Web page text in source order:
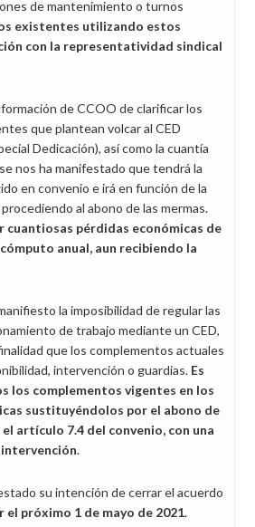
de mantenimiento o turnos
existentes utilizando estos
con la representatividad sindical
de CCOO de clarificar los
que plantean volcar al CED
Dedicación), así como la cuantía
nos ha manifestado que tendrá la
en convenio e irá en función de la
al abono de las mermas.
cuantiosas pérdidas económicas de
anual, aun recibiendo la
la imposibilidad de regular las
de trabajo mediante un CED,
que los complementos actuales
intervención o guardias. Es
los complementos vigentes en los
sustituyéndolos por el abono de
el artículo 7.4 del convenio, con una
.
su intención de cerrar el acuerdo
el próximo 1 de mayo de 2021.